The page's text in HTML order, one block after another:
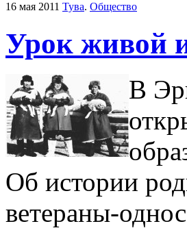
16 мая 2011 Тува. Общество
Урок живой
В
Об истории
ветераны-